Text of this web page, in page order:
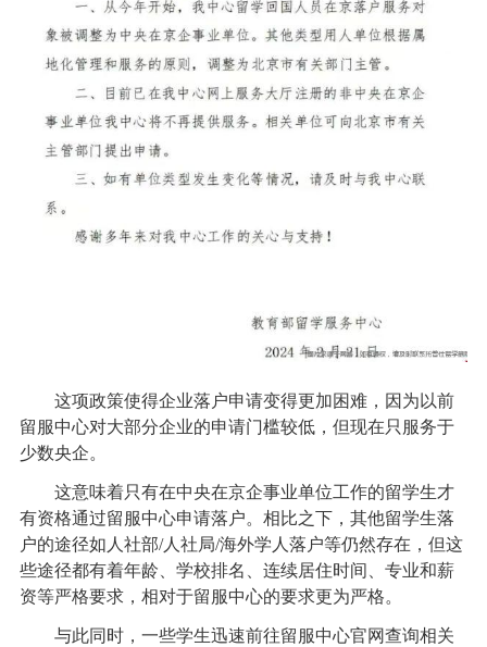
这项政策使得企业落户申请变得更加困难，因为以前
留服中心对大部分企业的申请门槛较低，但现在只服务于
少数央企。
这意味着只有在中央在京企事业单位工作的留学生才
有资格通过留服中心申请落户。相比之下，其他留学生落
户的途径如人社部/人社局/海外学人落户等仍然存在，但这
些途径都有着年龄、学校排名、连续居住时间、专业和薪
资等严格要求，相对于留服中心的要求更为严格。
与此同时，一些学生迅速前往留服中心官网查询相关